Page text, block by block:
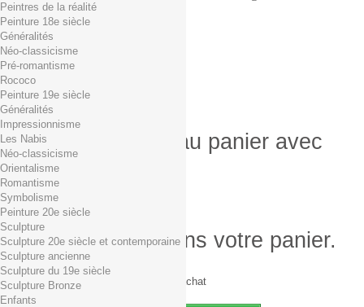
Panier (vide)
Aucun produit
0,01€ dès 29€ d'achat
0,00 € Total
Commander
Produit ajouté au panier avec
succès
Quantité
Total
Il y a 1 produit dans votre panier.
Total produits TTC
Frais de port TTC
0,01€ dès 29€ d'achat
Total TTC
Peintres de la réalité
Peinture 18e siècle
Généralités
Néo-classicisme
Pré-romantisme
Rococo
Peinture 19e siècle
Généralités
Impressionnisme
Les Nabis
Néo-classicisme
Orientalisme
Romantisme
Symbolisme
Peinture 20e siècle
Sculpture
Sculpture 20e siècle et contemporaine
Sculpture ancienne
Sculpture du 19e siècle
Sculpture Bronze
Enfants